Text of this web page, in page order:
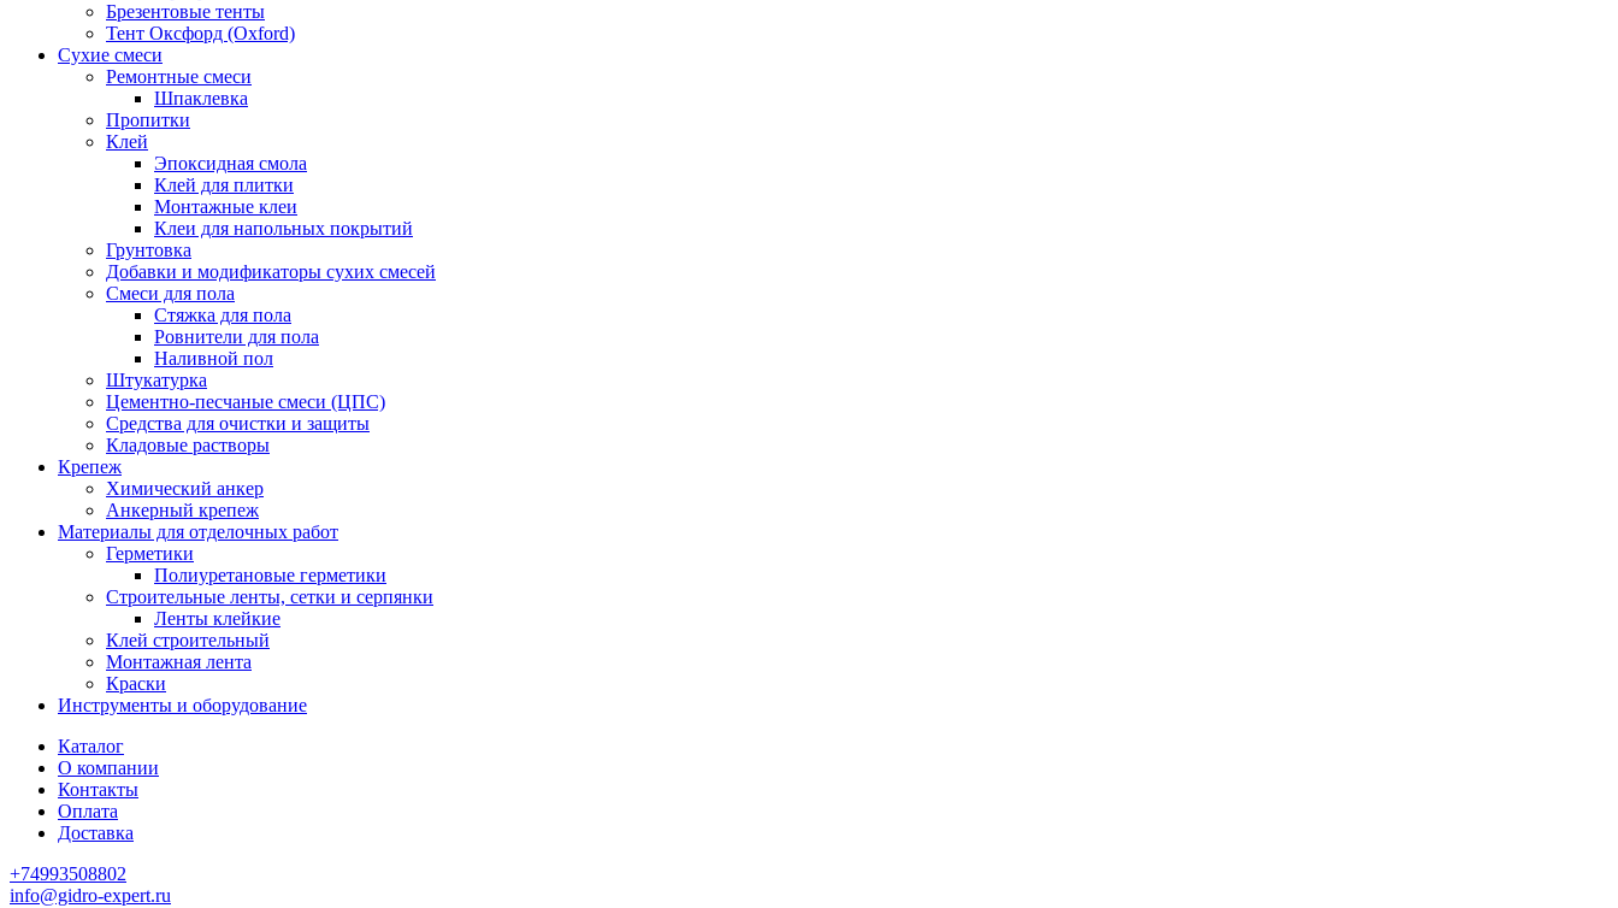
Брезентовые тенты
Тент Оксфорд (Oxford)
Сухие смеси
Ремонтные смеси
Шпаклевка
Пропитки
Клей
Эпоксидная смола
Клей для плитки
Монтажные клеи
Клеи для напольных покрытий
Грунтовка
Добавки и модификаторы сухих смесей
Смеси для пола
Стяжка для пола
Ровнители для пола
Наливной пол
Штукатурка
Цементно-песчаные смеси (ЦПС)
Средства для очистки и защиты
Кладовые растворы
Крепеж
Химический анкер
Анкерный крепеж
Материалы для отделочных работ
Герметики
Полиуретановые герметики
Строительные ленты, сетки и серпянки
Ленты клейкие
Клей строительный
Монтажная лента
Краски
Инструменты и оборудование
Каталог
О компании
Контакты
Оплата
Доставка
+74993508802
info@gidro-expert.ru